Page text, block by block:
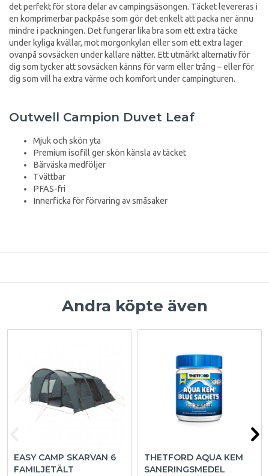
det perfekt för stora delar av campingsäsongen. Täcket levereras i
en komprimerbar packpåse som gör det enkelt att packa ner ännu
mindre i packningen. Det fungerar lika bra som ett extra täcke
under kyliga kvällar, mot morgonkylan eller som ett extra lager
ovanpå sovsäcken under kallare nätter. Ett utmärkt alternativ för
dig som tycker att sovsäcken känns för varm eller trång – eller för
dig som vill ha extra värme och komfort under campingturen.
Outwell Campion Duvet Leaf
Mjuk och skön yta
Premium isofill ger skön känsla av täcket
Bärväska medföljer
Tvättbar
PFAS-fri
Innerficka för förvaring av småsaker
Andra köpte även
EASY CAMP SKARVAN 6
FAMILJETÄLT
THETFORD AQUA KEM
SANERINGSMEDEL